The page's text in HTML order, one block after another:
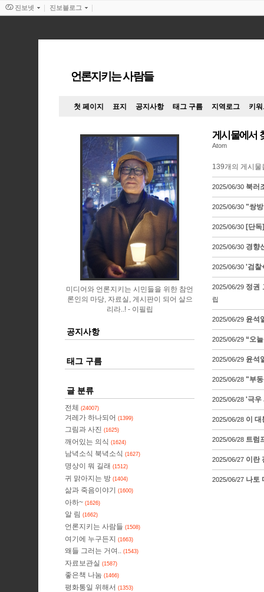
언론지키는 사람들
첫 페이지 표지 공지사항 태그 구름 지역로그 키
게시물에서
Atom
139개의 게시물
2025/06/30 북러
2025/06/30 "쌍방
2025/06/30 [단독
2025/06/30 경향
2025/06/30 '검찰
2025/06/29 정권
립
2025/06/29 윤석
2025/06/29 “오
2025/06/29 윤석
2025/06/28 "부
2025/06/28 '극우
2025/06/28 이
2025/06/28 트럼
2025/06/27 이란
2025/06/27 나토
미디어와 언론지키는 시민들을 위한 참언
론인의 마당, 자료실, 게시판이 되어 살으
리라..!
이필립
공지사항
태그 구름
글 분류
전체 (24007)
겨레가 하나되어 (1399)
그림과 사진 (1625)
깨어있는 의식 (1624)
남녁소식 북녁소식 (1627)
명상이 뭐 길래 (1512)
귀 맑아지는 방 (1404)
삶과 죽음이야기 (1600)
아하~ (1626)
알 림 (1662)
언론지키는 사람들 (1508)
여기에 누구든지 (1663)
왜들 그러는 거여.. (1543)
자료보관실 (1587)
좋은책 나눔 (1466)
평화통일 위해서 (1353)
진보넷 진보블로그